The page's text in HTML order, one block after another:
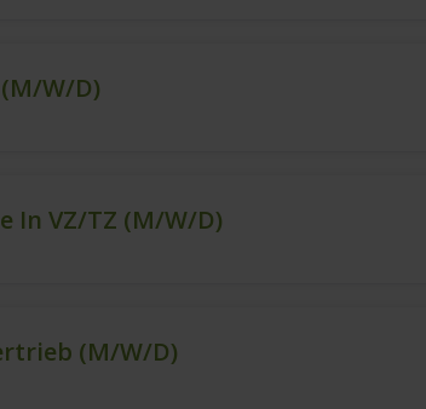
(m/w/d)
In VZ/TZ (m/w/d)
(m/w/d)